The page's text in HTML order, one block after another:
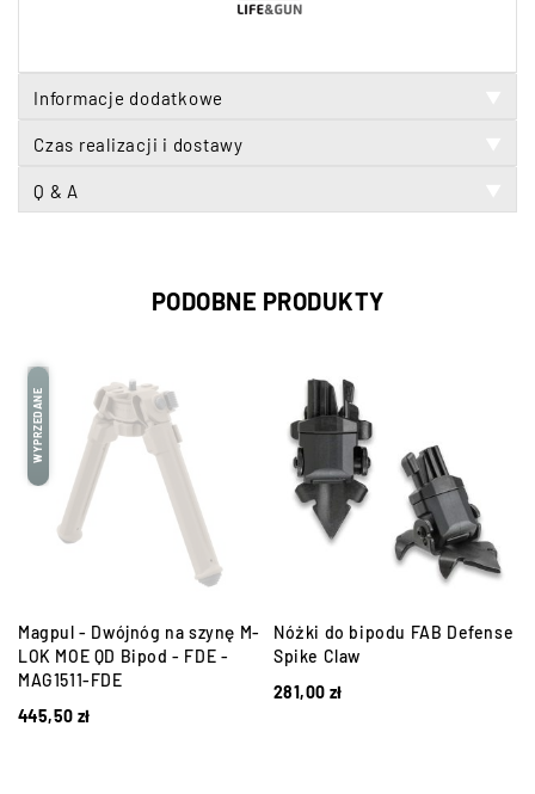
Informacje dodatkowe
Czas realizacji i dostawy
Q & A
PODOBNE PRODUKTY
WYPRZEDANE
Magpul - Dwójnóg na szynę M-
LOK MOE QD Bipod - FDE -
MAG1511-FDE
445,50 zł
Nóżki do bipodu FAB Defense
Spike Claw
281,00 zł